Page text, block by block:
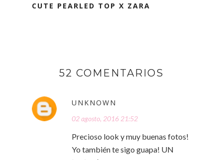
CUTE PEARLED TOP X ZARA
52 COMENTARIOS
UNKNOWN
02 agosto, 2016 21:52
Precioso look y muy buenas fotos!
Yo también te sigo guapa! UN